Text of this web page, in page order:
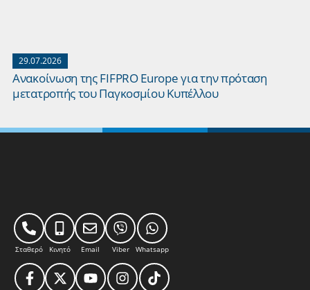
29.07.2026
Ανακοίνωση της FIFPRO Europe για την πρόταση
μετατροπής του Παγκοσμίου Κυπέλλου
Σταθερό Κινητό Email Viber Whatsapp